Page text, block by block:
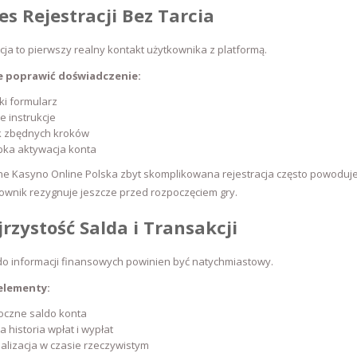
Rejestracji Bez Tarcia
to pierwszy realny kontakt użytkownika z platformą.
poprawić doświadczenie:
formularz
instrukcje
zbędnych kroków
aktywacja konta
Kasyno Online Polska zbyt skomplikowana rejestracja często
rezygnuje jeszcze przed rozpoczęciem gry.
Salda i Transakcji
informacji finansowych powinien być natychmiastowy.
saldo konta
historia wpłat i wypłat
w czasie rzeczywistym